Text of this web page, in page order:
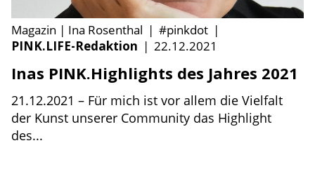
Magazin | Ina Rosenthal | #pinkdot |
PINK.LIFE-Redaktion | 22.12.2021
Inas PINK.Highlights des Jahres 2021
21.12.2021 – Für mich ist vor allem die Vielfalt
der Kunst unserer Community das Highlight
des...